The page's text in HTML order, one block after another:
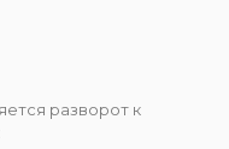
разворот к